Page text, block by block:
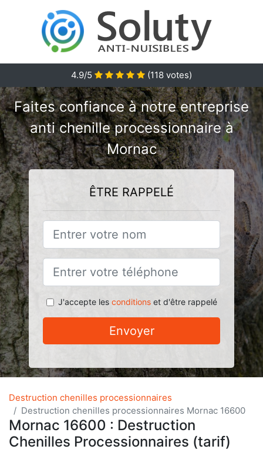
4.9/5 (118 votes)
Faites confiance à notre entreprise
anti chenille processionnaire à
Mornac
ÊTRE RAPPELÉ
J'accepte les conditionset d'être rappelé
Envoyer
Destruction chenilles processionnaires
Destruction chenilles processionnaires Mornac 16600
Mornac 16600 : Destruction
Chenilles Processionnaires (tarif)